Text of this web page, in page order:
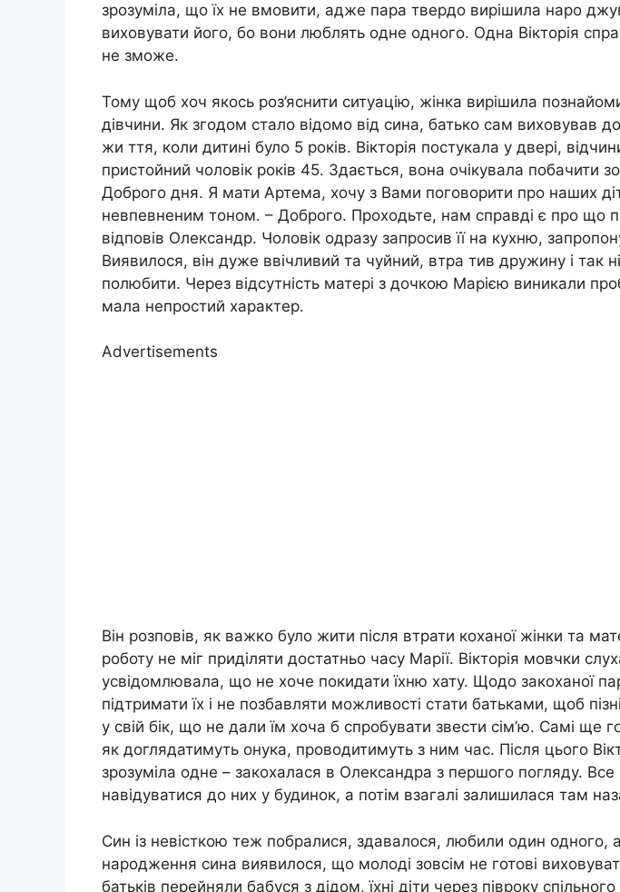
зрозуміла, що їх не вмовити, адже пара твердо вирішила наро
виховувати його, бо вони люблять одне одного. Одна Вікторія
не зможе.
Тому щоб хоч якось роз’яснити ситуацію, жінка вирішила
дівчини. Як згодом стало відомо від сина, батько сам виховував
жи ття, коли дитині було 5 років. Вікторія постукала у двері,
пристойний чоловік років 45. Здається, вона очікувала побачити
Доброго дня. Я мати Артема, хочу з Вами поговорити про наших
невпевненим тоном. – Доброго. Проходьте, нам справді є про що
відповів Олександр. Чоловік одразу запросив її на кухню,
Виявилося, він дуже ввічливий та чуйний, втра тив дружину і так
полюбити. Через відсутність матері з дочкою Марією виникали
мала непростий характер.
Advertisements
Він розповів, як важко було жити після втрати коханої жінки та
роботу не міг приділяти достатньо часу Марії. Вікторія мовчки
усвідомлювала, що не хоче покидати їхню хату. Щодо закоханої
підтримати їх і не позбавляти можливості стати батьками, щоб
у свій бік, що не дали їм хоча б спробувати звести сім’ю. Самі ще
як доглядатимуть онука, проводитимуть з ним час. Після цього
зрозуміла одне – закохалася в Олександра з першого погляду. Все
навідуватися до них у будинок, а потім взагалі залишилася там
Син із невісткою теж побралися, здавалося, любили один одного,
народження сина виявилося, що молоді зовсім не готові
батьків перейняли бабуся з дідом, їхні діти через півроку